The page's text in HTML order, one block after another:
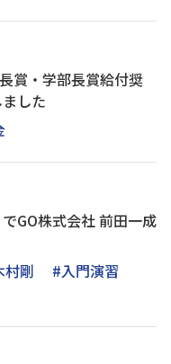
賞・学部長賞給付奨
した
GO株式会社 前田一成
村剛
#入門演習